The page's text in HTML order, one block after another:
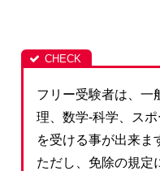
フリー受験者は、一
理、数学-科学、ス
を受ける事が出来ま
ただし、免除の規定